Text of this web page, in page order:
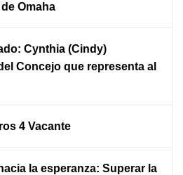
Omaha
Cynthia (Cindy)
Concejo que representa al
4 Vacante
la esperanza: Superar la